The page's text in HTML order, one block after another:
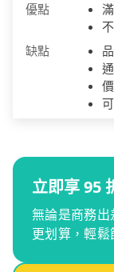
優點
缺點
立即享 95
無論是商務
更划算，輕鬆